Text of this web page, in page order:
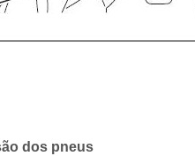
dos pneus